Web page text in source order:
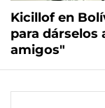
Kicillof en
para dárselos
amigos"